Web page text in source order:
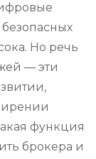
Но речь
— эти
функция
брокера и